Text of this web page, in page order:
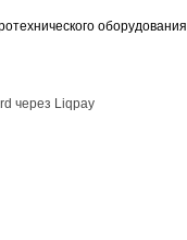
оборудования